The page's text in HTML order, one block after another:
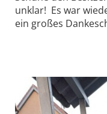
unklar! Es war
ein großes